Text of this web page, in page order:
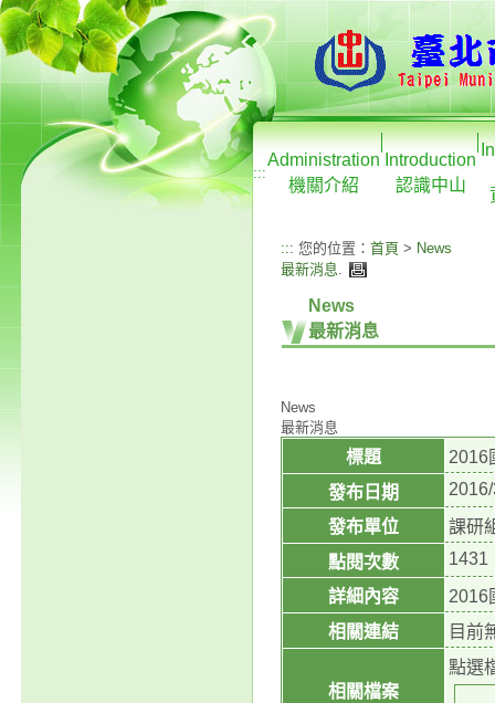
:::
Administration
機關介紹
Introduction
認識中山
::: 您的位置： 首頁 > News
最新消息.
News
最新消息
News
最新消息
標題
2016
發布日期
發布單位
課研
點閱次數
1431
詳細內容
2016
相關連結
目前
相關檔案
點選